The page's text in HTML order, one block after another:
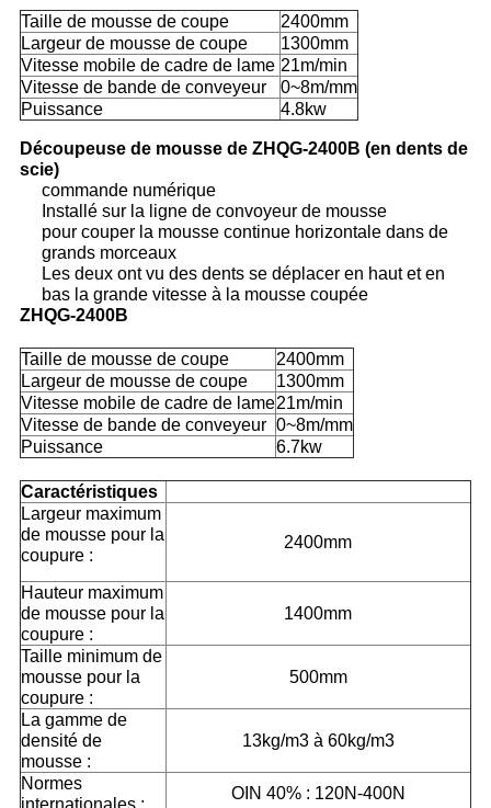
Taille de mousse de coupe
2400mm
Largeur de mousse de coupe
1300mm
Vitesse mobile de cadre de lame 21m/min
Vitesse de bande de conveyeur
0~8m/mm
Puissance
4.8kw
Découpeuse de mousse de ZHQG-2400B (en dents de
scie)
commande numérique
Installé sur la ligne de convoyeur de mousse
pour couper la mousse continue horizontale dans de
grands morceaux
Les deux ont vu des dents se déplacer en haut et en
bas la grande vitesse à la mousse coupée
ZHQG-2400B
Taille de mousse de coupe
2400mm
Largeur de mousse de coupe
1300mm
Vitesse mobile de cadre de lame21m/min
Vitesse de bande de conveyeur 0~8m/mm
Puissance
6.7kw
Caractéristiques
Largeur maximum
de mousse pour la
coupure :
2400mm
Hauteur maximum
de mousse pour la
coupure :
1400mm
Taille minimum de
mousse pour la
coupure :
500mm
La gamme de
densité de
mousse :
13kg/m3 à 60kg/m3
Normes
internationales :
OIN 40% : 120N-400N